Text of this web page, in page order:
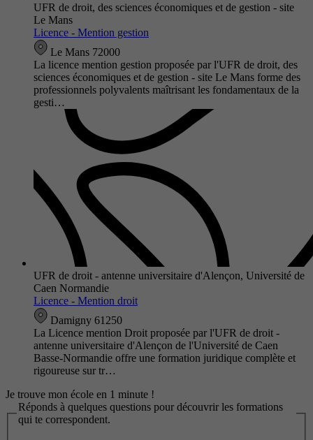
UFR de droit, des sciences économiques et de gestion - site
Le Mans
Licence - Mention gestion
Le Mans 72000
La licence mention gestion proposée par l'UFR de droit, des
sciences économiques et de gestion - site Le Mans forme des
professionnels polyvalents maîtrisant les fondamentaux de la
gesti…
UFR de droit - antenne universitaire d'Alençon, Université de
Caen Normandie
Licence - Mention droit
Damigny 61250
La Licence mention Droit proposée par l'UFR de droit -
antenne universitaire d'Alençon de l'Université de Caen
Basse-Normandie offre une formation juridique complète et
rigoureuse sur tr…
Je trouve mon école en 1 minute !
Réponds à quelques questions pour découvrir les formations
qui te correspondent.